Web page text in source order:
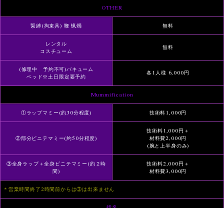
OTHER
緊縛(拘束具) 鞭 蝋燭 無料
レンタル
コスチューム
無料
(修理中 予約不可)バキューム
ベッド※土日限定要予約
各1人様 6,000円
Mummification
①ラップマミー(約30分程度) 技術料1,000円
②部分ビニテマミー(約50分程度)
技術料1,000円＋
材料費2,000円
(腕と上半身のみ)
③全身ラップ＋全身ビニテマミー(約２時
間)
技術料2,000円＋
材料費3,000円
＊営業時間終了2時間前からは③は出来ません